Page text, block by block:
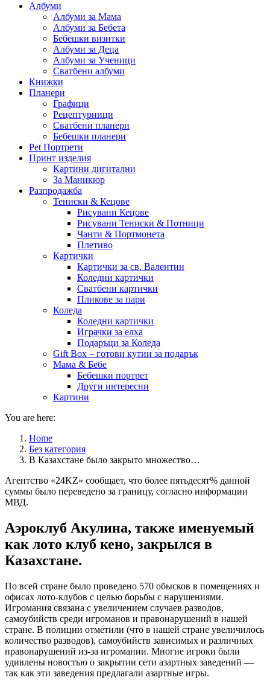
Албуми
Албуми за Мама
Албуми за Бебета
Бебешки визитки
Албуми за Деца
Албуми за Ученици
Сватбени албуми
Книжки
Планери
Графици
Рецептурници
Сватбени планери
Бебешки планери
Pet Портрети
Принт изделия
Картини дигитални
За Маникюр
Разпродажба
Тениски & Кецове
Рисувани Кецове
Рисувани Тениски & Потници
Чанти & Портмонета
Плетиво
Картички
Картички за св. Валентин
Коледни картички
Сватбени картички
Пликове за пари
Коледа
Коледни картички
Играчки за елха
Подаръци за Коледа
Gift Box – готови кутии за подарък
Мама & Бебе
Бебешки портрет
Други интересни
Картини
You are here:
Home
Без категория
В Казахстане было закрыто множество…
Агентство «24KZ» сообщает, что более пятьдесят% данной
суммы было переведено за границу, согласно информации
МВД.
Аэроклуб Акулина, также именуемый
как лото клуб кено, закрылся в
Казахстане.
По всей стране было проведено 570 обысков в помещениях и
офисах лото-клубов с целью борьбы с нарушениями.
Игромания связана с увеличением случаев разводов,
самоубийств среди игроманов и правонарушений в нашей
стране. В полиции отметили (что в нашей стране увеличилось
количество разводов), самоубийств зависимых и различных
правонарушений из-за игромании. Многие игроки были
удивлены новостью о закрытии сети азартных заведений —
так как эти заведения предлагали азартные игры.